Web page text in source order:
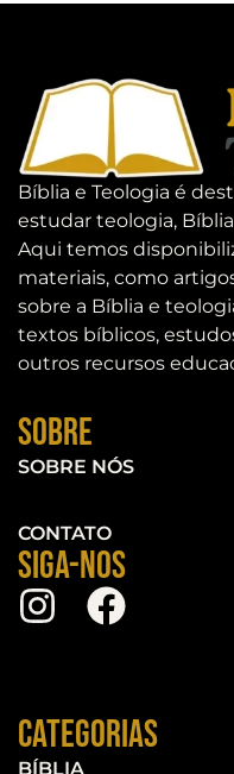
Bíblia e Teologia é
estudar teologia,
Aqui temos
materiais, como
sobre a Bíblia e
textos bíblicos,
outros recursos
Sobre
SOBRE NÓS
CONTATO
Siga-nos
Categorias
BÍBLIA